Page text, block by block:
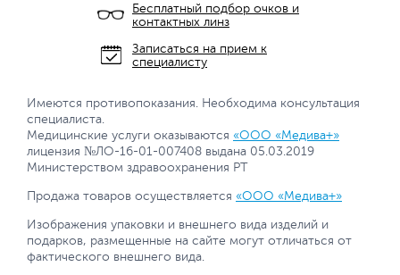
Бесплатный подбор очков и
контактных линз
Записаться на прием к
специалисту
Имеются противопоказания. Необходима консультация
специалиста.
Медицинские услуги оказываются «ООО «Медива+»
лицензия №ЛО-16-01-007408 выдана 05.03.2019
Министерством здравоохранения РТ
Продажа товаров осуществляется «ООО «Медива+»
Изображения упаковки и внешнего вида изделий и
подарков, размещенные на сайте могут отличаться от
фактического внешнего вида.